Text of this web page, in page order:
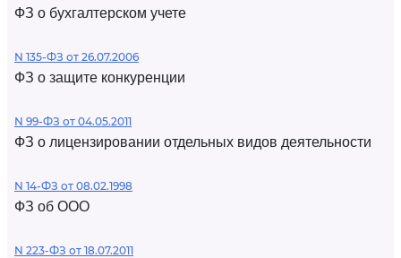
ФЗ о бухгалтерском учете
N 135-ФЗ от 26.07.2006
ФЗ о защите конкуренции
N 99-ФЗ от 04.05.2011
ФЗ о лицензировании отдельных видов деятельности
N 14-ФЗ от 08.02.1998
ФЗ об ООО
N 223-ФЗ от 18.07.2011